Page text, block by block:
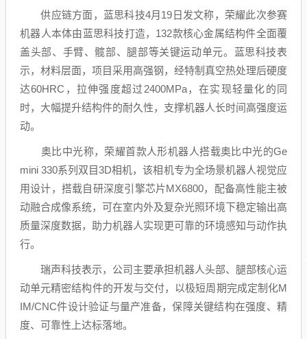
供应链方面，蓝思科技4月19日发文称，荣耀此次参赛
机器人本体由蓝思科技打造，132款核心金属结构件全面覆
盖头部、手臂、髋部、腿部等关键运动单元。蓝思科技表
示，材料层面，项目采用高强钢，经特制真空热处理后硬度
达60HRC，拉伸强度超过2400MPa，在实现轻量化的同
时，大幅提升结构件的耐久性，支撑机器人长时间高强度运
动。
奥比中光称，荣耀首款人形机器人搭载奥比中光的Ge
mini 330系列双目3D相机，该相机专为全场景机器人视觉应
用设计，搭载自研深度引擎芯片MX6800，配备高性能主被
动融合成像系统，可在室内外及复杂光照环境下稳定输出高
质量深度数据，助力机器人实现更可靠的环境感知与动作执
行。
瑞声科技表示，公司主要承担机器人头部、腿部核心运
动单元精密结构件的开发与交付，以极短周期完成定制化M
IM/CNC件设计验证与量产准备，保障关键结构在强度、精
度、可靠性上达标落地。